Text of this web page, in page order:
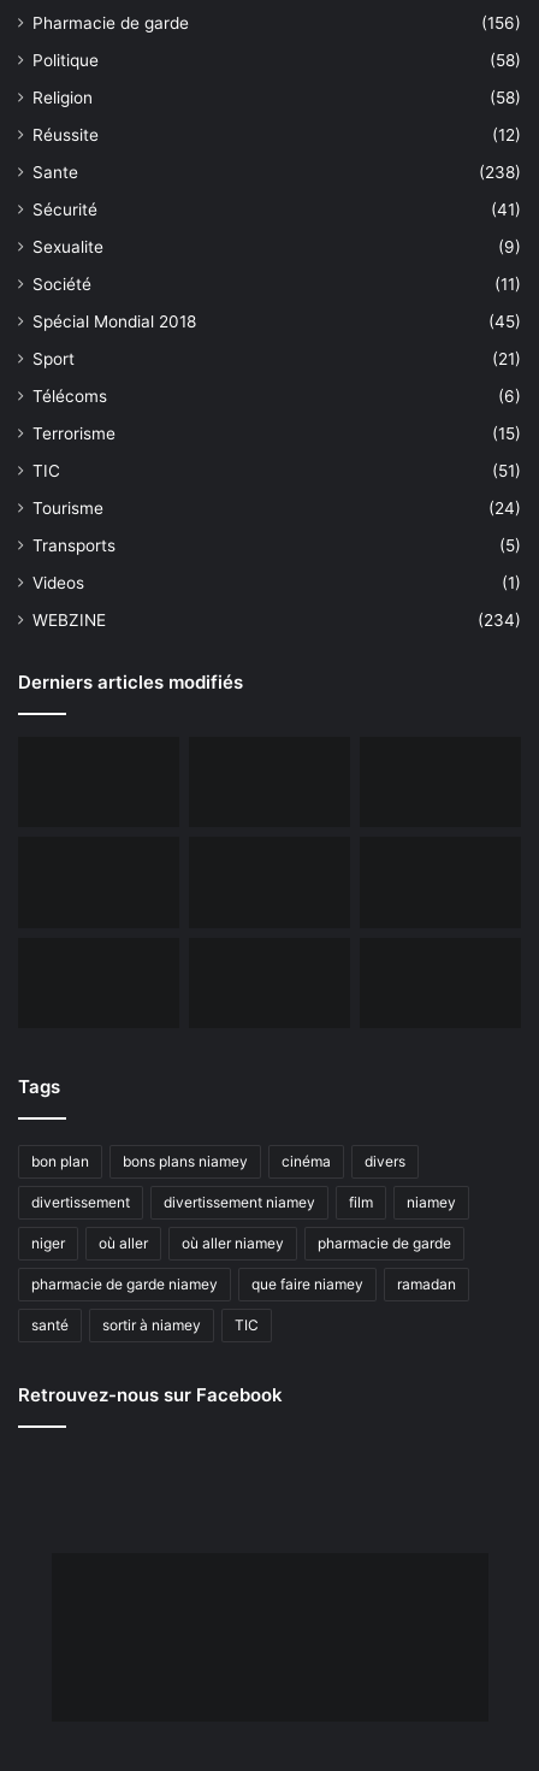
Pharmacie de garde
(156)
Politique
(58)
Religion
(58)
Réussite
(12)
Sante
(238)
Sécurité
(41)
Sexualite
(9)
Société
(11)
Spécial Mondial 2018
(45)
Sport
(21)
Télécoms
(6)
Terrorisme
(15)
TIC
(51)
Tourisme
(24)
Transports
(5)
Videos
(1)
WEBZINE
(234)
Derniers articles modifiés
Tags
bon plan bons plans niamey cinéma divers
divertissement divertissement niamey film niamey
niger où aller où aller niamey pharmacie de garde
pharmacie de garde niamey que faire niamey ramadan
santé sortir à niamey TIC
Retrouvez-nous sur Facebook